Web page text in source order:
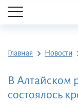
Главная Новости
В Алтайском
состоялось